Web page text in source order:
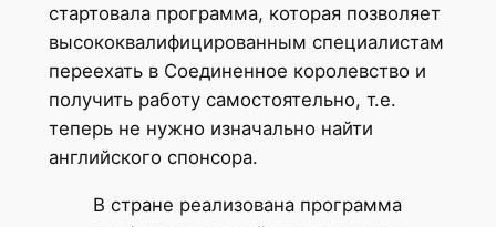
стартовала программа, которая позволяет
высококвалифицированным специалистам
переехать в Соединенное королевство и
получить работу самостоятельно, т.е.
теперь не нужно изначально найти
английского спонсора.
В стране реализована программа